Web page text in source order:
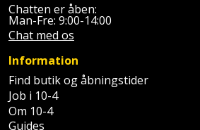
Stålbørste
Stemmejern
Stige
Stillads
Multisliber
Nedbrydningshammer
Overfræser
Overfræsertilbehør
Shelter
Sikkerhed
i
hjemmet
Chatten er åben:
Man-Fre: 9:00-14:00
Chat med os
Information
Find butik og åbningstider
Job i 10-4
Om 10-4
Guides